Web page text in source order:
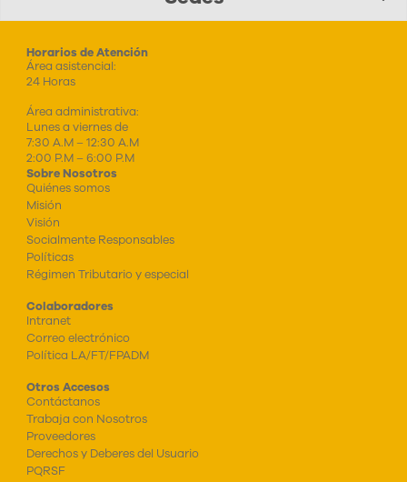
Horarios de Atención
Área asistencial:
24 Horas
Área administrativa:
Lunes a viernes de
7:30 A.M – 12:30 A.M
2:00 P.M – 6:00 P.M
Sobre Nosotros
Quiénes somos
Misión
Visión
Socialmente Responsables
Políticas
Régimen Tributario y especial
Colaboradores
Intranet
Correo electrónico
Política LA/FT/FPADM
Otros Accesos
Contáctanos
Trabaja con Nosotros
Proveedores
Derechos y Deberes del Usuario
PQRSF